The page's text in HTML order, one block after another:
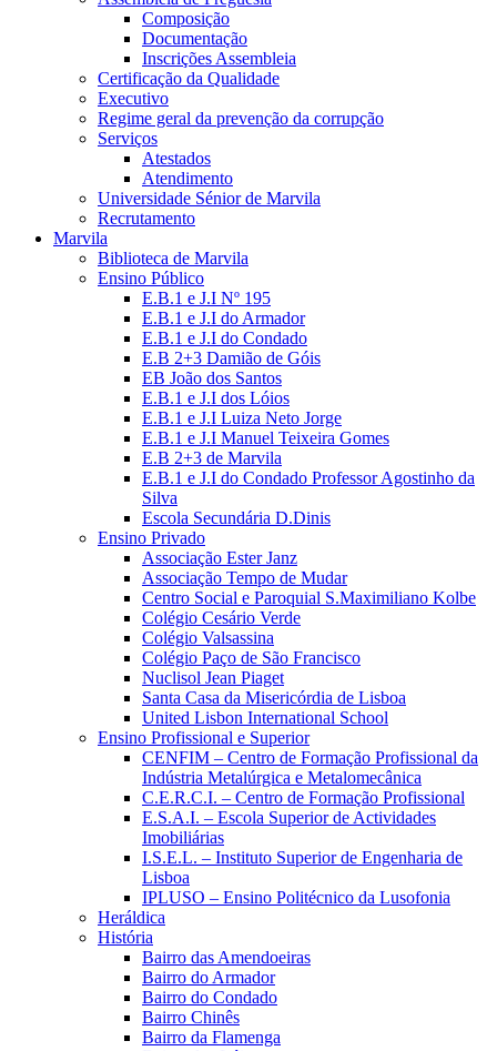
Composição
Documentação
Inscrições Assembleia
Certificação da Qualidade
Executivo
Regime geral da prevenção da corrupção
Serviços
Atestados
Atendimento
Universidade Sénior de Marvila
Recrutamento
Marvila
Biblioteca de Marvila
Ensino Público
E.B.1 e J.I Nº 195
E.B.1 e J.I do Armador
E.B.1 e J.I do Condado
E.B 2+3 Damião de Góis
EB João dos Santos
E.B.1 e J.I dos Lóios
E.B.1 e J.I Luiza Neto Jorge
E.B.1 e J.I Manuel Teixeira Gomes
E.B 2+3 de Marvila
E.B.1 e J.I do Condado Professor Agostinho da
Silva
Escola Secundária D.Dinis
Ensino Privado
Associação Ester Janz
Associação Tempo de Mudar
Centro Social e Paroquial S.Maximiliano Kolbe
Colégio Cesário Verde
Colégio Valsassina
Colégio Paço de São Francisco
Nuclisol Jean Piaget
Santa Casa da Misericórdia de Lisboa
United Lisbon International School
Ensino Profissional e Superior
CENFIM – Centro de Formação Profissional da
Indústria Metalúrgica e Metalomecânica
C.E.R.C.I. – Centro de Formação Profissional
E.S.A.I. – Escola Superior de Actividades
Imobiliárias
I.S.E.L. – Instituto Superior de Engenharia de
Lisboa
IPLUSO – Ensino Politécnico da Lusofonia
Heráldica
História
Bairro das Amendoeiras
Bairro do Armador
Bairro do Condado
Bairro Chinês
Bairro da Flamenga